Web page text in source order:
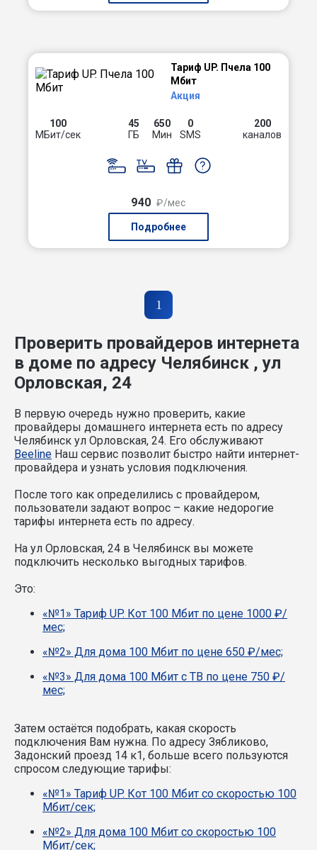
Тариф UP. Пчела 100
Мбит
Акция
100
МБит/сек
45
ГБ
650
Мин
0
SMS
200
каналов
940 ₽/мес
Подробнее
1
Проверить провайдеров интернета
в доме по адресу Челябинск , ул
Орловская, 24
В первую очередь нужно проверить, какие
провайдеры домашнего интернета есть по адресу
Челябинск ул Орловская, 24. Его обслуживают
Beeline Наш сервис позволит быстро найти интернет-
провайдера и узнать условия подключения.
После того как определились с провайдером,
пользователи задают вопрос – какие недорогие
тарифы интернета есть по адресу.
На ул Орловская, 24 в Челябинск вы можете
подключить несколько выгодных тарифов.
Это:
«№1» Тариф UP. Кот 100 Мбит по цене 1000 ₽/
мес;
«№2» Для дома 100 Мбит по цене 650 ₽/мес;
«№3» Для дома 100 Мбит с ТВ по цене 750 ₽/
мес;
Затем остаётся подобрать, какая скорость
подключения Вам нужна. По адресу Зябликово,
Задонский проезд 14 к1, больше всего пользуются
спросом следующие тарифы:
«№1» Тариф UP. Кот 100 Мбит со скоростью 100
Мбит/сек;
«№2» Для дома 100 Мбит со скоростью 100
Мбит/сек;